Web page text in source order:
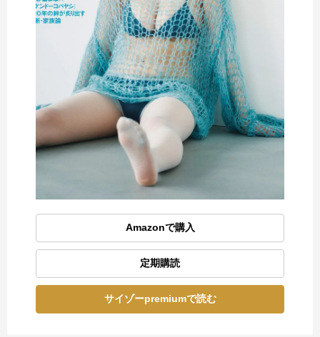
Amazonで購入
定期購読
サイゾーpremiumで読む